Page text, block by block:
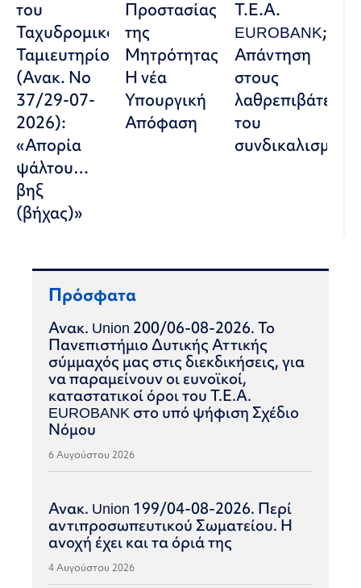
του
Ταχυδρομικού
Ταμιευτηρίου»
(Ανακ. Νο
37/29-07-
2026):
«Απορία
ψάλτου…
βηξ
(βήχας)»
Προστασίας
της
Μητρότητας:
Η νέα
Υπουργική
Απόφαση
Τ.Ε.Α.
EUROBANK;
Απάντηση
στους
λαθρεπιβάτες
του
συνδικαλισμού
Πρόσφατα
Ανακ. Union 200/06-08-2026. Το
Πανεπιστήμιο Δυτικής Αττικής
σύμμαχός μας στις διεκδικήσεις, για
να παραμείνουν οι ευνοϊκοί,
καταστατικοί όροι του Τ.Ε.Α.
EUROBANK στο υπό ψήφιση Σχέδιο
Νόμου
6 Αυγούστου 2026
Ανακ. Union 199/04-08-2026. Περί
αντιπροσωπευτικού Σωματείου. Η
ανοχή έχει και τα όριά της
4 Αυγούστου 2026